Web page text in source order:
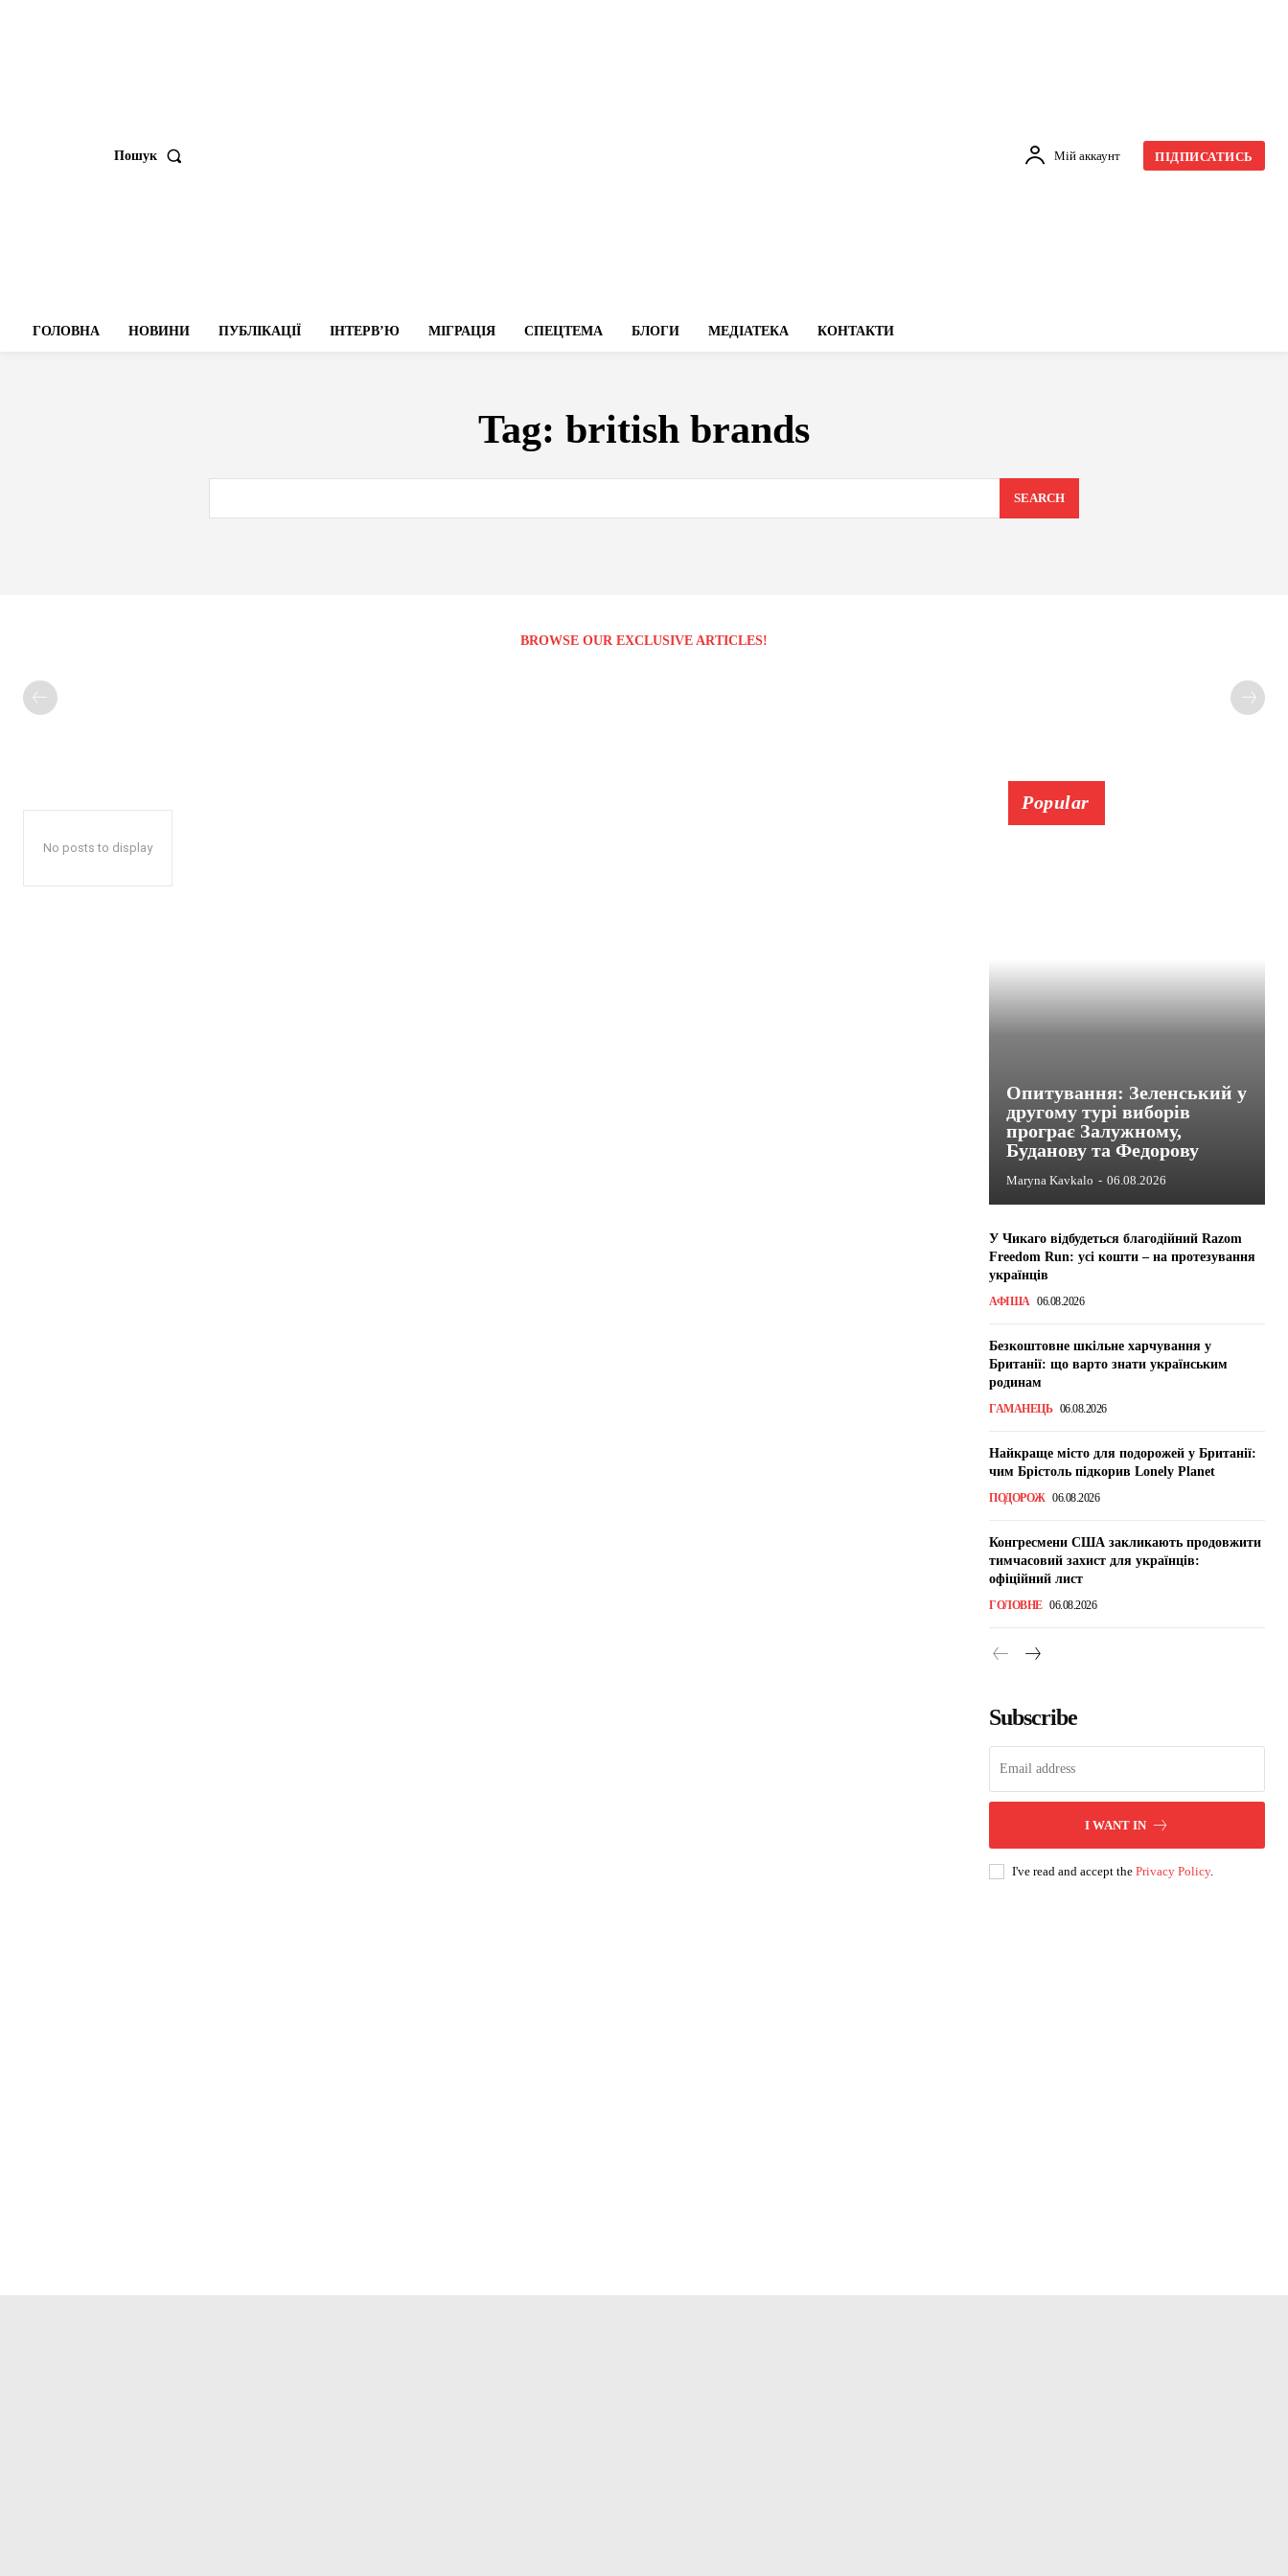
Пошук Мій аккаунт ПІДПИСАТИСЬ
ГОЛОВНА НОВИНИ ПУБЛІКАЦІЇ ІНТЕРВʼЮ МІГРАЦІЯ СПЕЦТЕМА БЛОГИ МЕДІАТЕКА КОНТАКТИ
Tag: british brands
SEARCH
BROWSE OUR EXCLUSIVE ARTICLES!
No posts to display
Popular
Опитування: Зеленський у
другому турі виборів
програє Залужному,
Буданову та Федорову
Maryna Kavkalo - 06.08.2026
У Чикаго відбудеться благодійний Razom
Freedom Run: усі кошти – на протезування
українців
АФІША 06.08.2026
Безкоштовне шкільне харчування у
Британії: що варто знати українським
родинам
ГАМАНЕЦЬ 06.08.2026
Найкраще місто для подорожей у Британії:
чим Брістоль підкорив Lonely Planet
ПОДОРОЖ 06.08.2026
Конгресмени США закликають продовжити
тимчасовий захист для українців:
офіційний лист
ГОЛОВНЕ 06.08.2026
Subscribe
I WANT IN
I've read and accept the Privacy Policy.